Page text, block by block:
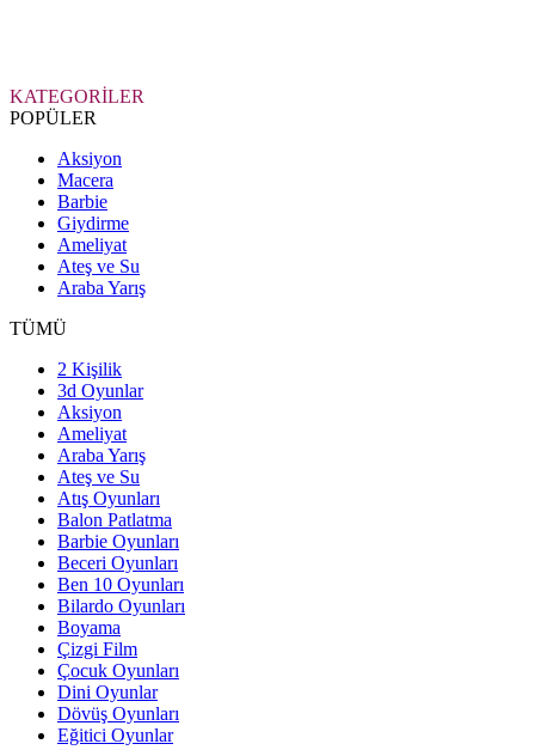
KATEGORİLER
POPÜLER
Aksiyon
Macera
Barbie
Giydirme
Ameliyat
Ateş ve Su
Araba Yarış
TÜMÜ
2 Kişilik
3d Oyunlar
Aksiyon
Ameliyat
Araba Yarış
Ateş ve Su
Atış Oyunları
Balon Patlatma
Barbie Oyunları
Beceri Oyunları
Ben 10 Oyunları
Bilardo Oyunları
Boyama
Çizgi Film
Çocuk Oyunları
Dini Oyunlar
Dövüş Oyunları
Eğitici Oyunlar